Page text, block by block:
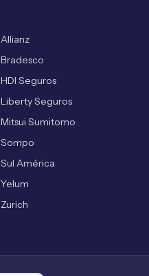
Allianz
Bradesco
HDI Seguros
Liberty Seguros
Mitsui Sumitomo
Sompo
Sul América
Yelum
Zurich